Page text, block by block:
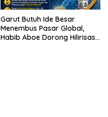
Garut Butuh Ide Besar
Menembus Pasar Global,
Habib Aboe Dorong Hilirisasi